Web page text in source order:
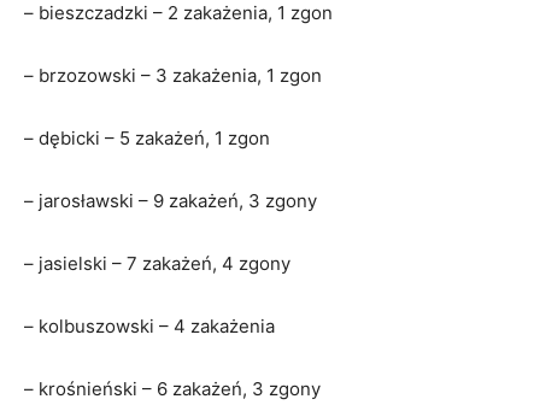
– bieszczadzki – 2 zakażenia, 1 zgon
– brzozowski – 3 zakażenia, 1 zgon
– dębicki – 5 zakażeń, 1 zgon
– jarosławski – 9 zakażeń, 3 zgony
– jasielski – 7 zakażeń, 4 zgony
– kolbuszowski – 4 zakażenia
– krośnieński – 6 zakażeń, 3 zgony